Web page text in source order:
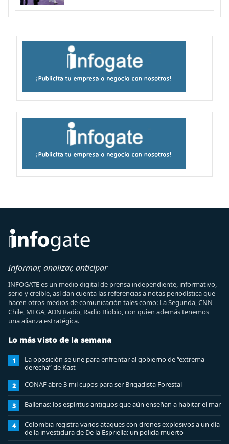
Informar, analizar, anticipar
INFOGATE es un medio digital de prensa independiente, informativo,
serio y creíble, así dan cuenta las referencias a notas periodística que
hacen otros medios de comunicación tales como: La Segunda, CNN
Chile, MEGA, ADN Radio, Radio Biobio, con quien además tenemos
una alianza estratégica.
Lo más visto de la semana
1
La oposición se une para enfrentar al gobierno de “extrema
derecha” de Kast
2 CONAF abre 3 mil cupos para ser Brigadista Forestal
3 Ballenas: los espíritus antiguos que aún enseñan a habitar el mar
4
Colombia registra varios ataques con drones explosivos a un día
de la investidura de De la Espriella: un policía muerto